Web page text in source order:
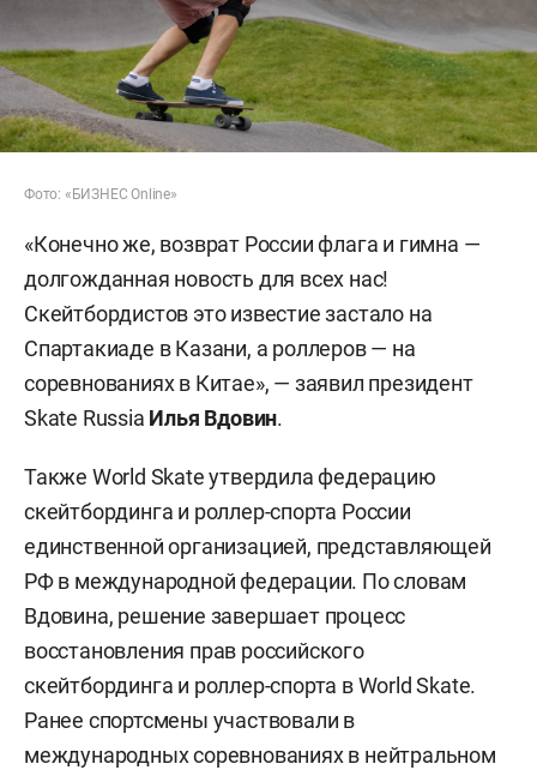
Фото: «БИЗНЕС Online»
«Конечно же, возврат России флага и гимна —
долгожданная новость для всех нас!
Скейтбордистов это известие застало на
Спартакиаде в Казани, а роллеров — на
соревнованиях в Китае», — заявил президент
Skate Russia Илья Вдовин.
Также World Skate утвердила федерацию
скейтбординга и роллер-спорта России
единственной организацией, представляющей
РФ в международной федерации. По словам
Вдовина, решение завершает процесс
восстановления прав российского
скейтбординга и роллер-спорта в World Skate.
Ранее спортсмены участвовали в
международных соревнованиях в нейтральном